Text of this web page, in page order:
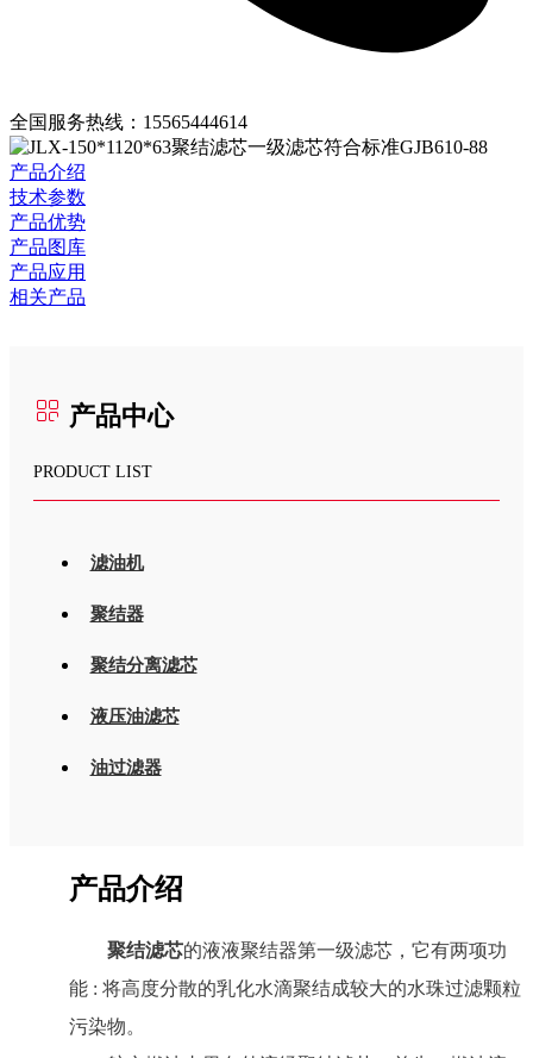
全国服务热线： 15565444614
产品介绍
技术参数
产品优势
产品图库
产品应用
相关产品
产品中心
PRODUCT LIST
滤油机
聚结器
聚结分离滤芯
液压油滤芯
油过滤器
产品介绍
聚结滤芯的液液聚结器第一级滤芯，它有两项功
能 : 将高度分散的乳化水滴聚结成较大的水珠过滤颗粒
污染物。